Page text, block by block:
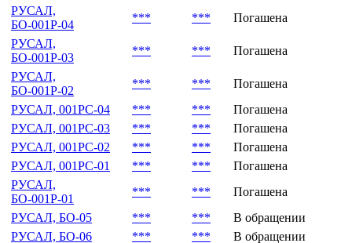
РУСАЛ,
БО-001Р-04
*** ***
Погашена
РУСАЛ,
БО-001Р-03
*** ***
Погашена
РУСАЛ,
БО-001Р-02
*** ***
Погашена
РУСАЛ, 001PC-04
*** ***
Погашена
РУСАЛ, 001PC-03
*** ***
Погашена
РУСАЛ, 001PC-02
*** ***
Погашена
РУСАЛ, 001PC-01
*** ***
Погашена
РУСАЛ,
БО-001Р-01
*** ***
Погашена
РУСАЛ, БО-05
*** ***
В обращении
РУСАЛ, БО-06
*** ***
В обращении